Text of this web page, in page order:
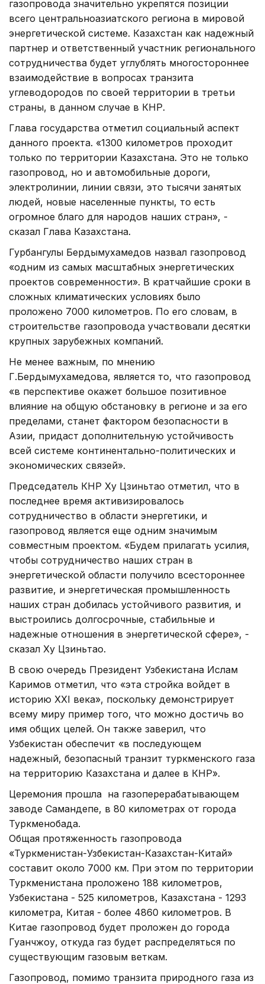
газопровода значительно укрепятся позиции
всего центральноазиатского региона в мировой
энергетической системе. Казахстан как надежный
партнер и ответственный участник регионального
сотрудничества будет углублять многостороннее
взаимодействие в вопросах транзита
углеводородов по своей территории в третьи
страны, в данном случае в КНР.
Глава государства отметил социальный аспект
данного проекта. «1300 километров проходит
только по территории Казахстана. Это не только
газопровод, но и автомобильные дороги,
электролинии, линии связи, это тысячи занятых
людей, новые населенные пункты, то есть
огромное благо для народов наших стран», -
сказал Глава Казахстана.
Гурбангулы Бердымухамедов назвал газопровод
«одним из самых масштабных энергетических
проектов современности». В кратчайшие сроки в
сложных климатических условиях было
проложено 7000 километров. По его словам, в
строительстве газопровода участвовали десятки
крупных зарубежных компаний.
Не менее важным, по мнению
Г.Бердымухамедова, является то, что газопровод
«в перспективе окажет большое позитивное
влияние на общую обстановку в регионе и за его
пределами, станет фактором безопасности в
Азии, придаст дополнительную устойчивость
всей системе континентально-политических и
экономических связей».
Председатель КНР Ху Цзиньтао отметил, что в
последнее время активизировалось
сотрудничество в области энергетики, и
газопровод является еще одним значимым
совместным проектом. «Будем прилагать усилия,
чтобы сотрудничество наших стран в
энергетической области получило всестороннее
развитие, и энергетическая промышленность
наших стран добилась устойчивого развития, и
выстроились долгосрочные, стабильные и
надежные отношения в энергетической сфере», -
сказал Ху Цзиньтао.
В свою очередь Президент Узбекистана Ислам
Каримов отметил, что «эта стройка войдет в
историю XXI века», поскольку демонстрирует
всему миру пример того, что можно достичь во
имя общих целей. Он также заверил, что
Узбекистан обеспечит «в последующем
надежный, безопасный транзит туркменского газа
на территорию Казахстана и далее в КНР».
Церемония прошла на газоперерабатывающем
заводе Самандепе, в 80 километрах от города
Туркменобада.
Общая протяженность газопровода
«Туркменистан-Узбекистан-Казахстан-Китай»
составит около 7000 км. При этом по территории
Туркменистана проложено 188 километров,
Узбекистана - 525 километров, Казахстана - 1293
километра, Китая - более 4860 километров. В
Китае газопровод будет проложен до города
Гуанчжоу, откуда газ будет распределяться по
существующим газовым веткам.
Газопровод, помимо транзита природного газа из